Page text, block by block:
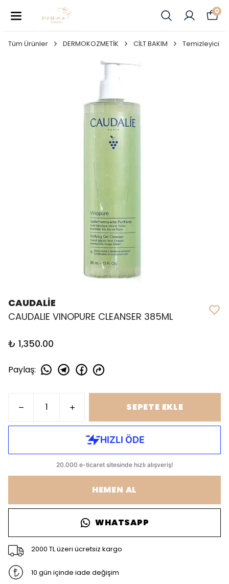
0
Tüm Ürünler DERMOKOZMETİK CİLT BAKIM Temizleyici
CAUDALİE
CAUDALIE VINOPURE CLEANSER 385ML
₺ 1,350.00
Paylaş:
SEPETE EKLE
HEMEN AL
WHATSAPP
2000 TL üzeri ücretsiz kargo
10 gün içinde iade değişim